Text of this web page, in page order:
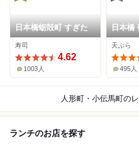
日本橋蛎殻町 すぎた
寿司
4.62
1003人
日本橋
天ぷら
495人
人形町・小伝馬町の
ランチのお店を探す